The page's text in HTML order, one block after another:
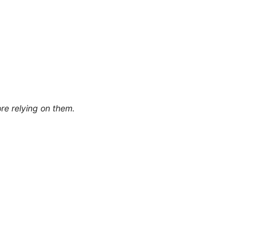
relying on them.